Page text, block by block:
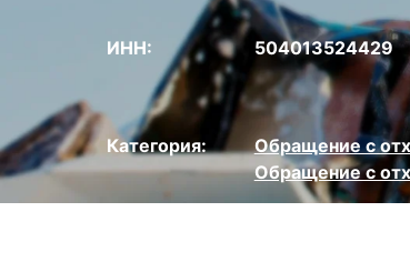
ИНН: 504013524429
Категория: Обращение с
Обращение с